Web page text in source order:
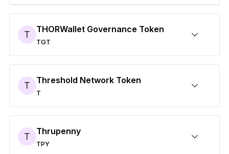
T THORWallet Governance Token
TGT
Senden/Empfangen
Kaufen
Umtauschen
Staken
Kompatibel mit Wallets von Drittanbietern
Sicheres TGT
T Threshold Network Token
T
Senden/Empfangen
Kaufen
Umtauschen
Staken
Kompatibel mit Wallets von Drittanbietern
Sicheres T
T Thrupenny
TPY